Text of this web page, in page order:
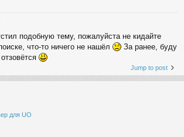
подобную тему, пожалуйста не кидайте
что-то ничего не нашёл
За ранее, буду
Jump to post
для UO